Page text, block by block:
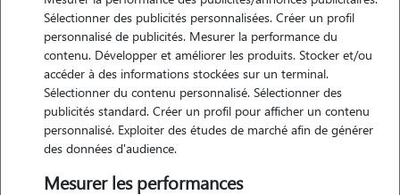
Motivation
j'adore les chats. malheureusement, je ne peux pas en avoir parce
que quand je pars en vacances, je n'ai personne pour s'en occuper.
mais le temps où je suis chez moi, je peux en avoir. alors je peux très
bien jgarder des chats (juste les chats, pas les chiens) de ceux qui
Sélectionner des publicités personnalisées. Créer un profil
personnalisé de publicités. Mesurer la performance du
contenu. Développer et améliorer les produits. Stocker et/ou
accéder à des informations stockées sur un terminal.
Sélectionner du contenu personnalisé. Sélectionner des
publicités standard. Créer un profil pour afficher un contenu
personnalisé. Exploiter des études de marché afin de générer
des données d'audience.
Mesurer les performances